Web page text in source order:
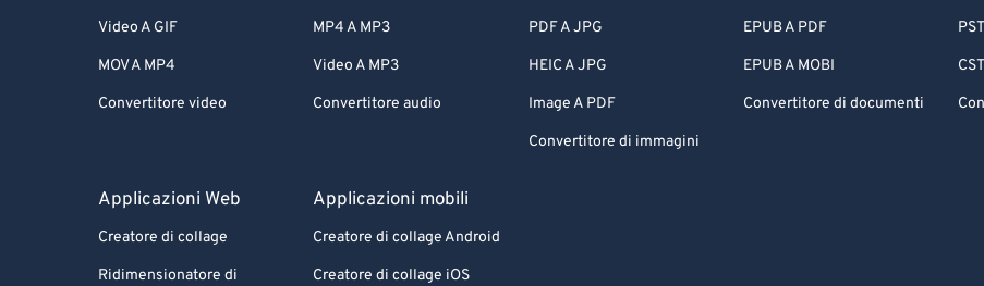
Video A GIF
MOV A MP4
Convertitore video
MP4 A MP3
Video A MP3
Convertitore audio
PDF A JPG
HEIC A JPG
Image A PDF
Convertitore di immagini
EPUB A PDF
EPUB A MOBI
Convertitore di documenti
Applicazioni Web
Creatore di collage
Ridimensionatore di
Applicazioni mobili
Creatore di collage Android
Creatore di collage iOS